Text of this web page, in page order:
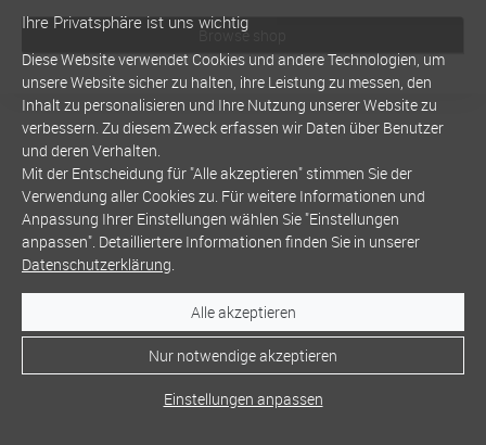
Browse shop
Ihre Privatsphäre ist uns wichtig
Diese Website verwendet Cookies und andere Technologien, um
unsere Website sicher zu halten, ihre Leistung zu messen, den
Inhalt zu personalisieren und Ihre Nutzung unserer Website zu
verbessern. Zu diesem Zweck erfassen wir Daten über Benutzer
und deren Verhalten.
Mit der Entscheidung für "Alle akzeptieren" stimmen Sie der
Verwendung aller Cookies zu. Für weitere Informationen und
Anpassung Ihrer Einstellungen wählen Sie "Einstellungen
anpassen". Detailliertere Informationen finden Sie in unserer
Datenschutzerklärung.
Alle akzeptieren
Nur notwendige akzeptieren
Einstellungen anpassen